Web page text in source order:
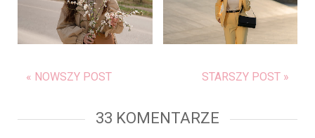
« NOWSZY POST STARSZY POST »
33 KOMENTARZE